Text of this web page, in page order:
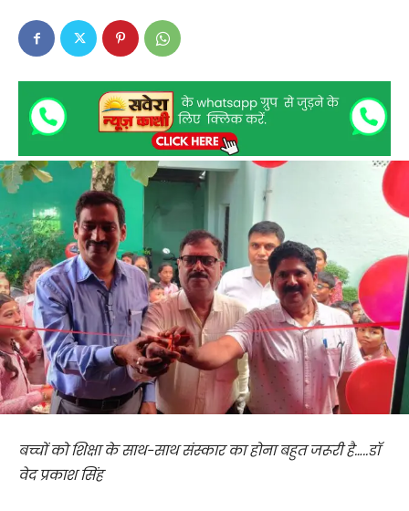
बच्चों को शिक्षा के साथ-साथ संस्कार का होना बहुत जरूरी है…..डॉ
वेद प्रकाश सिंह